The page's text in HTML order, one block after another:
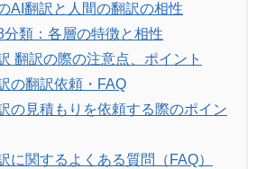
AI翻訳と人間の翻訳の相性
類：各層の特徴と相性
翻訳の際の注意点、ポイント
の翻訳依頼・FAQ
の見積もりを依頼する際のポイン
に関するよくある質問（FAQ）